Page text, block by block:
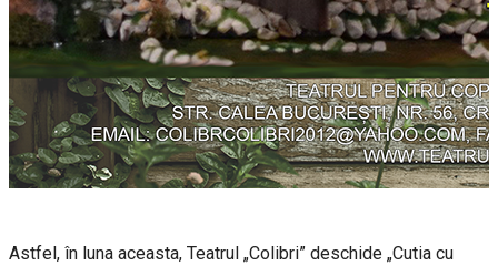
Astfel, în luna aceasta, Teatrul „Colibri” deschide „Cutia cu